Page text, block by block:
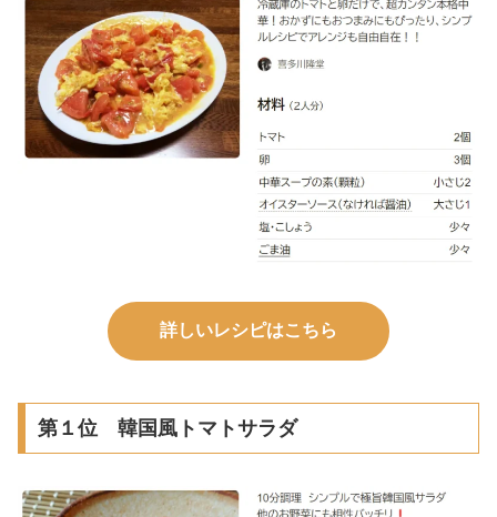
詳しいレシピはこちら
第１位 韓国風トマトサラダ